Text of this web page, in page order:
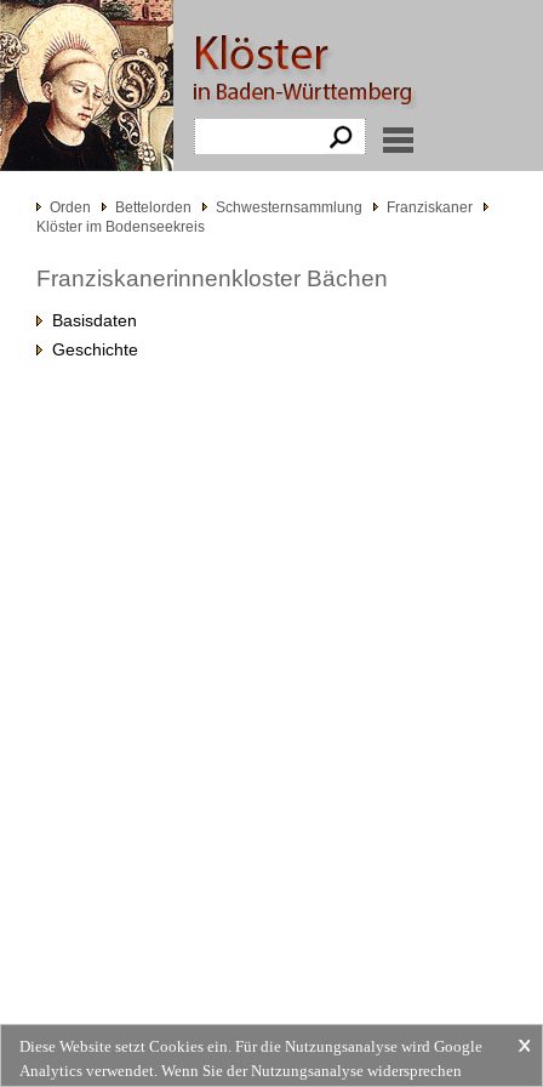
Orden Bettelorden Schwesternsammlung
Franziskaner
Klöster im Bodenseekreis
Franziskanerinnenkloster Bächen
Basisdaten
Geschichte
Diese Website setzt Cookies ein. Für die Nutzungsanalyse wird Google
Analytics verwendet. Wenn Sie der Nutzungsanalyse widersprechen